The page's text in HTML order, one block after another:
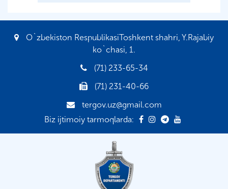
O`zbekiston RespublikasiToshkent shahri, Y.Rajabiy
ko`chasi, 1.
(71) 233-65-34
(71) 231-40-66
tergov.uz@gmail.com
Biz ijtimoiy tarmoqlarda: